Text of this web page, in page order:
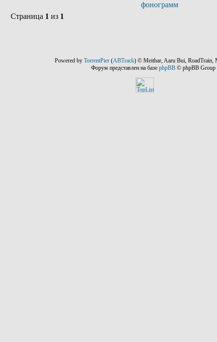
фонограмм
Страница 1 из 1
Powered by TorrentPier(ABTrack) © Meithar, Aaru Bui, RoadTrain,
Форум представлен на базе phpBB © phpBB Group